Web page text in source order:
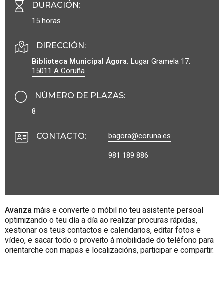
DURACIÓN:
15 horas
DIRECCIÓN:
Biblioteca Municipal Ágora. Lugar Gramela 17.
15011A Coruña
NÚMERO DE PLAZAS:
8
CONTACTO:
bagora@coruna.es
981 189 886
Avanzamáis e converte o móbil no teu asistente persoal
optimizando o teu día a día ao realizar procuras rápidas,
xestionar os teus contactos e calendarios, editar fotos e
vídeo, e sacar todo o proveito á mobilidade do teléfono para
orientarche con mapas e localizacións, participar e compartir.